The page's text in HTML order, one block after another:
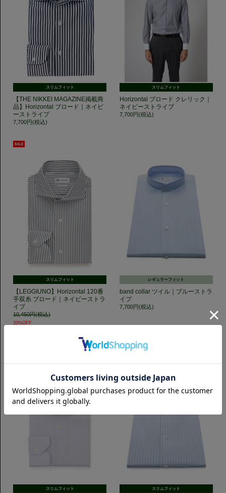
スリムフィット
【THE NIKKEI MAGAZINE掲載商
品】Horizontal ブロード｜ネイビ
ーストライプ
7,700円(税込)
スリムフィット
Horizontal ブロード クレリック｜
ネイビーストライプ
7,700円(税込)
スリムフィット
【LEGGIUNO】Horizontal 120番
手双糸 ブロード｜ネイビーストラ
イプ
10,450円(税込)
20%OFF
レギュラーフィット
band collar ツイル｜ブルーストラ
イプ
7,700円(税込)
スリムフィット スリムフィット